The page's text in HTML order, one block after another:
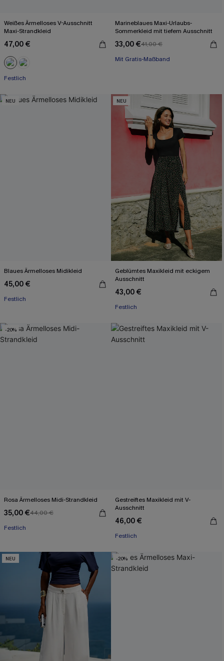
Weißes Ärmelloses V-Ausschnitt
Maxi-Strandkleid
47,00 €
Festlich
Marineblaues Maxi-Urlaubs-
Sommerkleid mit tiefem Ausschnitt
33,00 €41,00 €
Mit Gratis-Maßband
Festlich
NEU
Blaues Ärmelloses Midikleid
45,00 €
Festlich
NEU
Geblümtes Maxikleid mit eckigem
Ausschnitt
43,00 €
Festlich
-20%
Rosa Ärmelloses Midi-Strandkleid
35,00 €44,00 €
Festlich
Gestreiftes Maxikleid mit V-
Ausschnitt
46,00 €
Festlich
NEU -20%